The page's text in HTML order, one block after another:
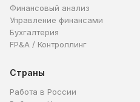
Финансовый анализ
Управление финансами
Бухгалтерия
FP&A / Контроллинг
Страны
Работа в России